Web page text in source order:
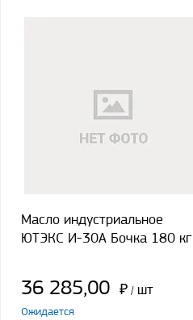
Масло индустриальное
ЮТЭКС И-30А Бочка 180 кг
36 285,00 ₽ / шт
Ожидается